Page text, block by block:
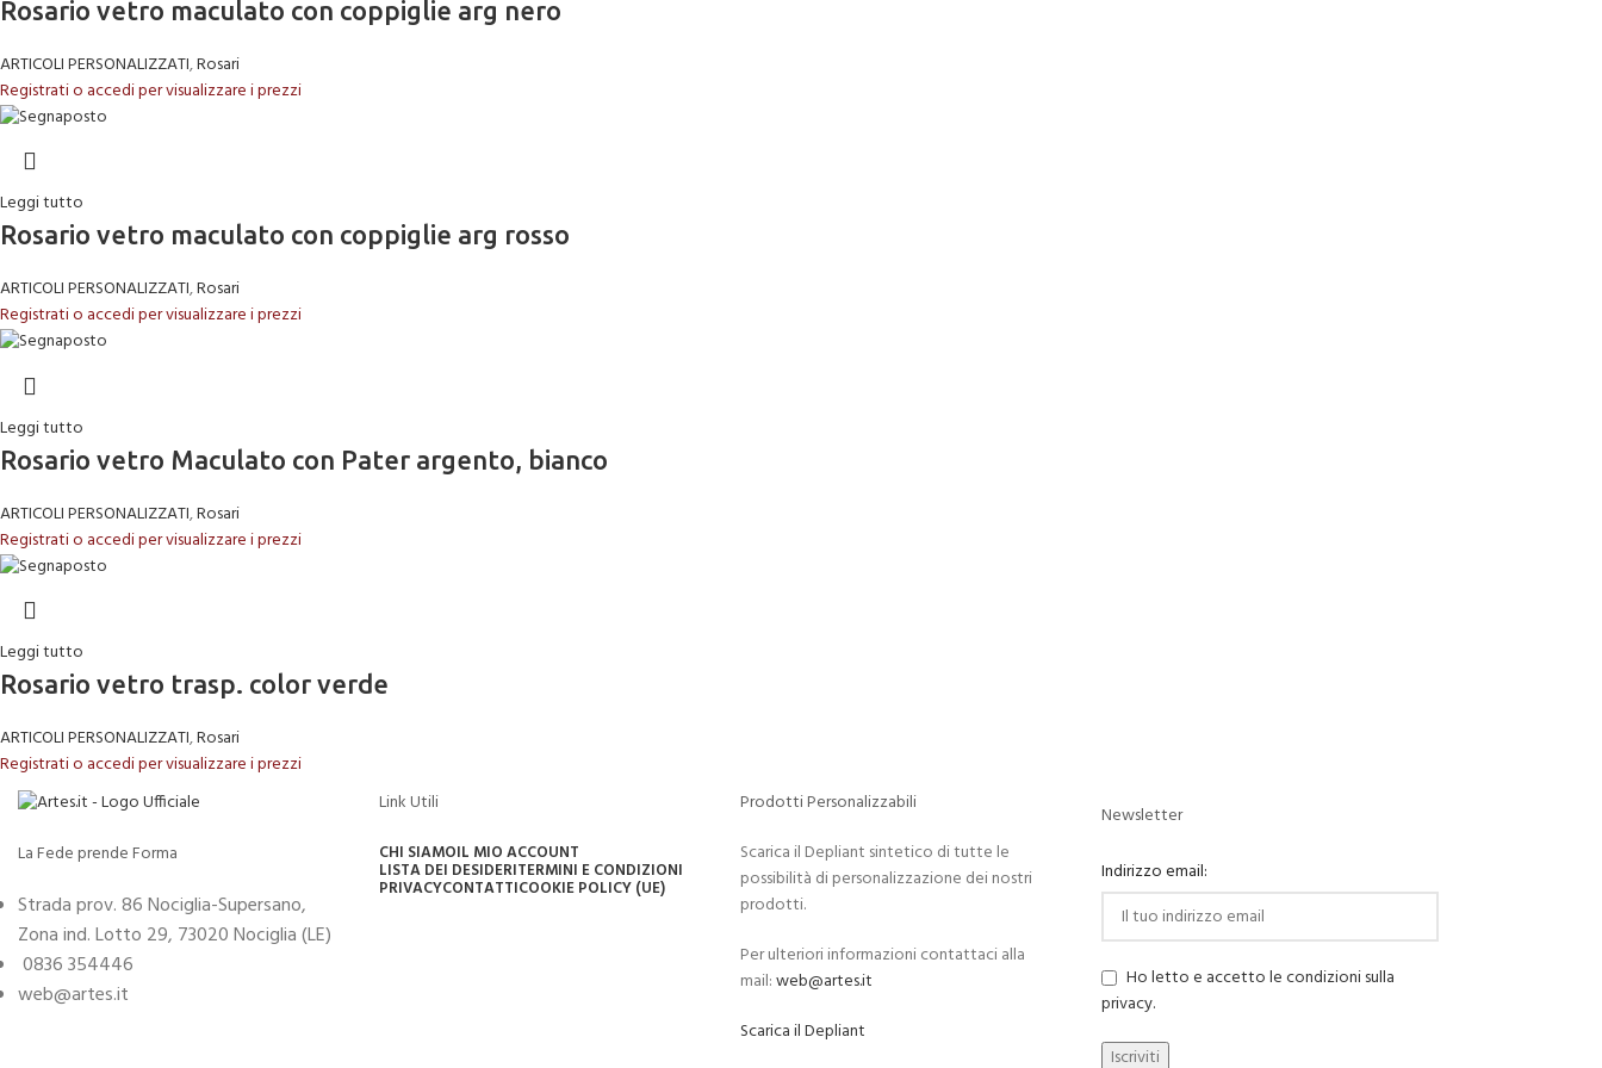
Rosario vetro maculato con coppiglie arg nero
ARTICOLI PERSONALIZZATI,Rosari
Registrati o accedi per visualizzare i prezzi
Leggi tutto
Rosario vetro maculato con coppiglie arg rosso
ARTICOLI PERSONALIZZATI,Rosari
Registrati o accedi per visualizzare i prezzi
Leggi tutto
Rosario vetro Maculato con Pater argento, bianco
ARTICOLI PERSONALIZZATI,Rosari
Registrati o accedi per visualizzare i prezzi
Leggi tutto
Rosario vetro trasp. color verde
ARTICOLI PERSONALIZZATI,Rosari
Registrati o accedi per visualizzare i prezzi
La Fede prende Forma
Strada prov. 86 Nociglia-Supersano,
Zona ind. Lotto 29, 73020 Nociglia (LE)
0836 354446
web@artes.it
Link Utili
CHI SIAMOIL MIO ACCOUNT
LISTA DEI DESIDERITERMINI E CONDIZIONI
PRIVACYCONTATTICOOKIE POLICY (UE)
Prodotti Personalizzabili
Scarica il Depliant sintetico di tutte le
possibilità di personalizzazione dei nostri
prodotti.
Per ulteriori informazioni contattaci alla
mail:web@artes.it
Scarica il Depliant
Newsletter
Indirizzo email:
Ho letto e accetto le condizioni sulla
privacy.